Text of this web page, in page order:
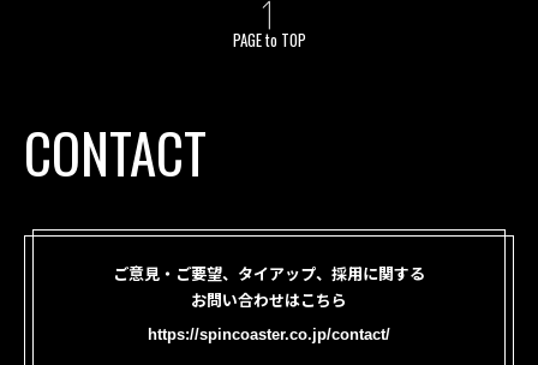
PAGE to TOP
CONTACT
ご意見・ご要望、タイアップ、採用に関する
お問い合わせはこちら
https://spincoaster.co.jp/contact/